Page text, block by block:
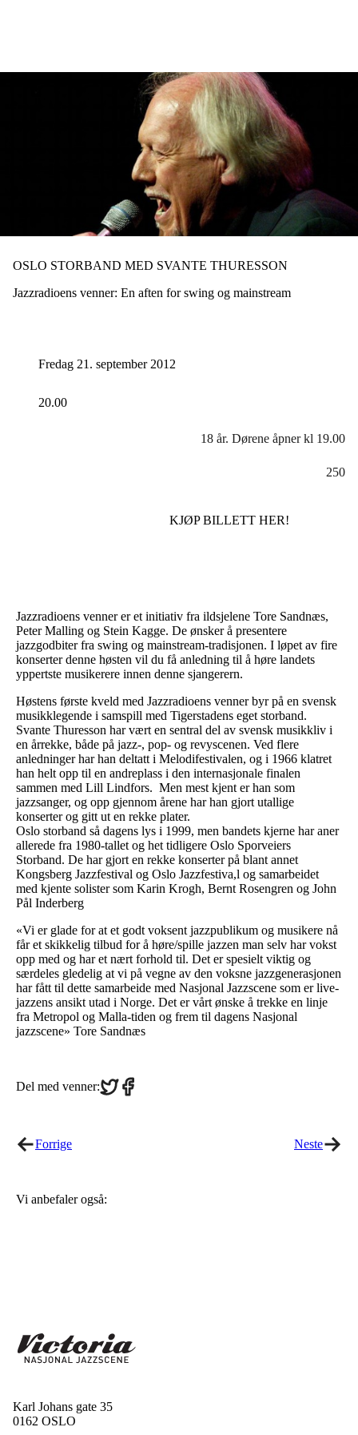
OSLO STORBAND MED SVANTE THURESSON
Jazzradioens venner: En aften for swing og mainstream
Fredag 21. september 2012
20.00
18 år. Dørene åpner kl 19.00
250
KJØP BILLETT HER!
Jazzradioens venner er et initiativ fra ildsjelene Tore Sandnæs,
Peter Malling og Stein Kagge. De ønsker å presentere
jazzgodbiter fra swing og mainstream-tradisjonen. I løpet av fire
konserter denne høsten vil du få anledning til å høre landets
yppertste musikerere innen denne sjangerern.
Høstens første kveld med Jazzradioens venner byr på en svensk
musikklegende i samspill med Tigerstadens eget storband.
Svante Thuresson har vært en sentral del av svensk musikkliv i
en årrekke, både på jazz-, pop- og revyscenen. Ved flere
anledninger har han deltatt i Melodifestivalen, og i 1966 klatret
han helt opp til en andreplass i den internasjonale finalen
sammen med Lill Lindfors. Men mest kjent er han som
jazzsanger, og opp gjennom årene har han gjort utallige
konserter og gitt ut en rekke plater.
Oslo storband så dagens lys i 1999, men bandets kjerne har aner
allerede fra 1980-tallet og het tidligere Oslo Sporveiers
Storband. De har gjort en rekke konserter på blant annet
Kongsberg Jazzfestival og Oslo Jazzfestiva,l og samarbeidet
med kjente solister som Karin Krogh, Bernt Rosengren og John
Pål Inderberg
«Vi er glade for at et godt voksent jazzpublikum og musikere nå
får et skikkelig tilbud for å høre/spille jazzen man selv har vokst
opp med og har et nært forhold til. Det er spesielt viktig og
særdeles gledelig at vi på vegne av den voksne jazzgenerasjonen
har fått til dette samarbeide med Nasjonal Jazzscene som er live-
jazzens ansikt utad i Norge. Det er vårt ønske å trekke en linje
fra Metropol og Malla-tiden og frem til dagens Nasjonal
jazzscene» Tore Sandnæs
Del med venner:Share
on
Share
on
Forrige Neste
Vi anbefaler også:
Karl Johans gate 35
0162 OSLO